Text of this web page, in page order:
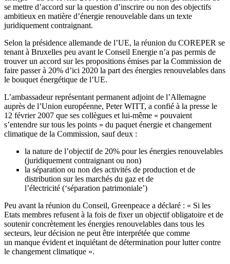
se mettre d’accord sur la question d’inscrire ou non des objectifs
ambitieux en matière d’énergie renouvelable dans un texte
juridiquement contraignant.
Selon la présidence allemande de l’UE, la réunion du COREPER se
tenant à Bruxelles peu avant le Conseil Energie n’a pas permis de
trouver un accord sur les propositions émises par la Commission de
faire passer à 20% d’ici 2020 la part des énergies renouvelables dans
le bouquet énergétique de l’UE.
L’ambassadeur représentant permanent adjoint de l’Allemagne
auprès de l’Union européenne, Peter WITT, a confié à la presse le
12 février 2007 que ses collègues et lui-même « pouvaient
s’entendre sur tous les points » du paquet énergie et changement
climatique de la Commission, sauf deux :
la nature de l’objectif de 20% pour les énergies renouvelables
(juridiquement contraignant ou non)
la séparation ou non des activités de production et de
distribution sur les marchés du gaz et de
l’électricité (‘séparation patrimoniale’)
Peu avant la réunion du Conseil, Greenpeace a déclaré : « Si les
Etats membres refusent à la fois de fixer un objectif obligatoire et de
soutenir concrètement les énergies renouvelables dans tous les
secteurs, leur décision ne peut être interprétée que comme
un manque évident et inquiétant de détermination pour lutter contre
le changement climatique ».